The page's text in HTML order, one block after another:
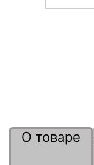
О товаре